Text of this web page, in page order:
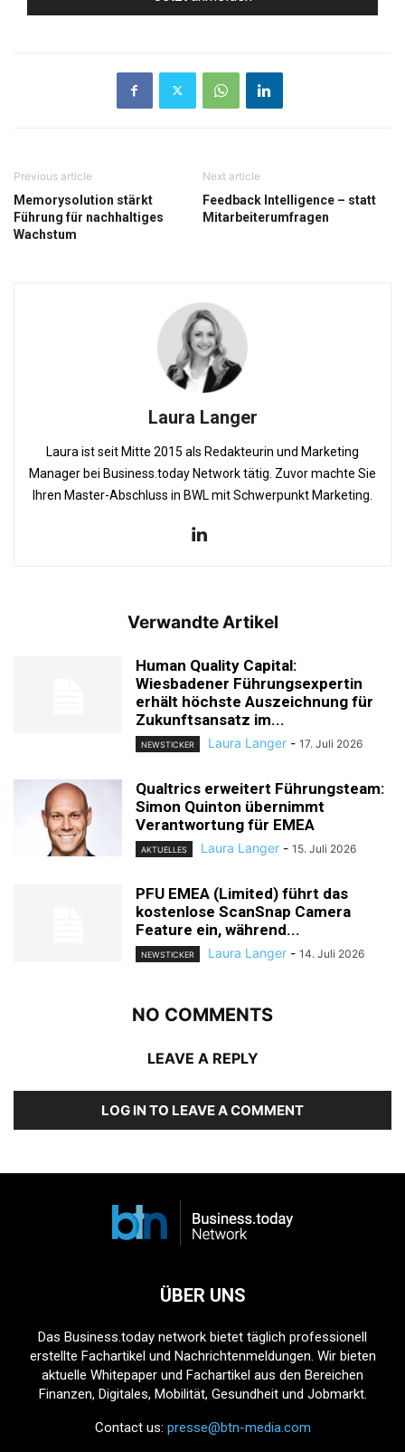
Previous article
Memorysolution stärkt
Führung für nachhaltiges
Wachstum
Next article
Feedback Intelligence – statt
Mitarbeiterumfragen
Laura Langer
Laura ist seit Mitte 2015 als Redakteurin und Marketing
Manager bei Business.today Network tätig. Zuvor machte Sie
Ihren Master-Abschluss in BWL mit Schwerpunkt Marketing.
Verwandte Artikel
Human Quality Capital:
Wiesbadener Führungsexpertin
erhält höchste Auszeichnung für
Zukunftsansatz im...
NEWSTICKER Laura Langer - 17. Juli 2026
Qualtrics erweitert Führungsteam:
Simon Quinton übernimmt
Verantwortung für EMEA
AKTUELLES Laura Langer - 15. Juli 2026
PFU EMEA (Limited) führt das
kostenlose ScanSnap Camera
Feature ein, während...
NEWSTICKER Laura Langer - 14. Juli 2026
NO COMMENTS
LEAVE A REPLY
LOG IN TO LEAVE A COMMENT
ÜBER UNS
Das Business.today network bietet täglich professionell
erstellte Fachartikel und Nachrichtenmeldungen. Wir bieten
aktuelle Whitepaper und Fachartikel aus den Bereichen
Finanzen, Digitales, Mobilität, Gesundheit und Jobmarkt.
Contact us: presse@btn-media.com